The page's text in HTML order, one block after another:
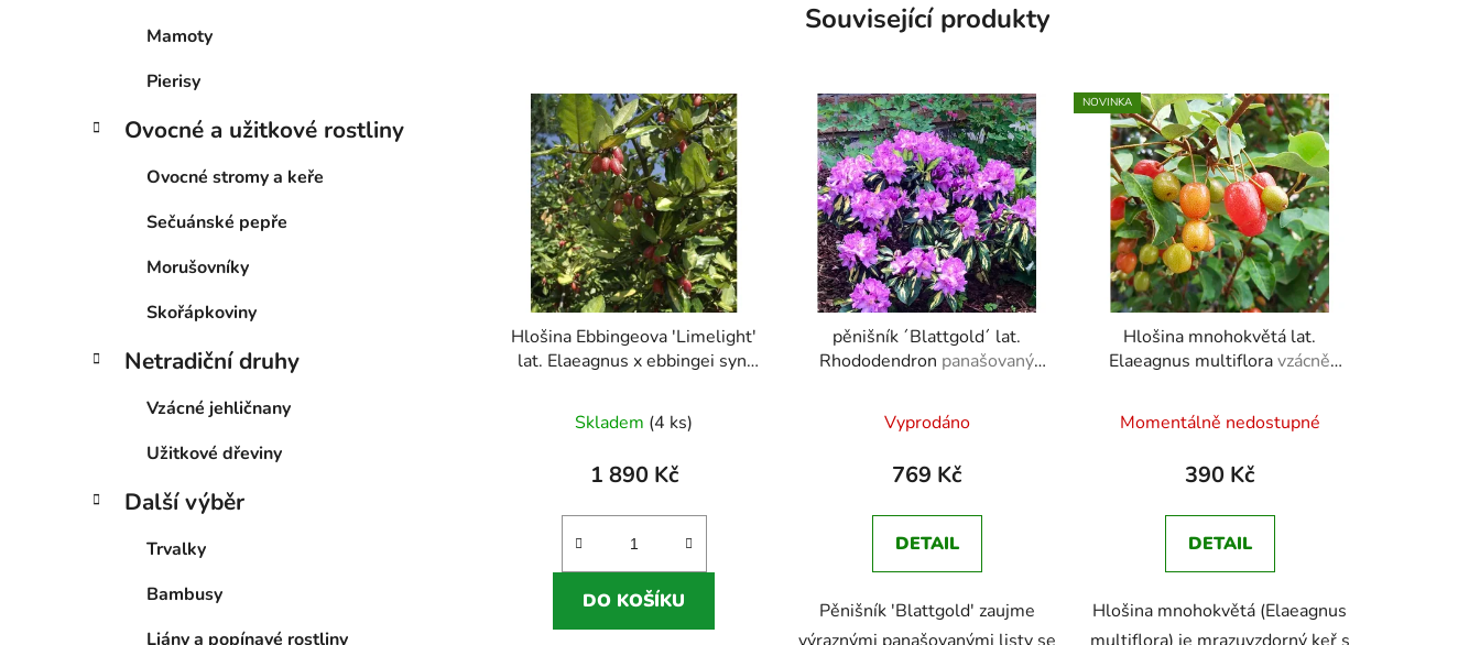
Mamoty
Pierisy
Ovocné a užitkové rostliny
Ovocné stromy a keře
Sečuánské pepře
Morušovníky
Skořápkoviny
Netradiční druhy
Vzácné jehličnany
Užitkové dřeviny
Další výběr
Trvalky
Bambusy
Liány a popínavé rostliny
Související produkty
Hlošina Ebbingeova 'Limelight'
lat. Elaeagnus x ebbingei syn.
hodnocení
produktu
5,0
z
hvězdiček.
Skladem (4 ks)
1 890 Kč
DO KOŠÍKU
pěnišník ´Blattgold´ lat.
Rhododendron panašovaný
listů
Vyprodáno
769 Kč
DETAIL
Pěnišník 'Blattgold' zaujme
výraznými panašovanými listy se
NOVINKA
Hlošina mnohokvětá lat.
Elaeagnus multifloravzácně
červenými plody bohatými na
vitamín C
Momentálně nedostupné
390 Kč
DETAIL
Hlošina mnohokvětá (Elaeagnus
multiflora) je mrazuvzdorný keř s